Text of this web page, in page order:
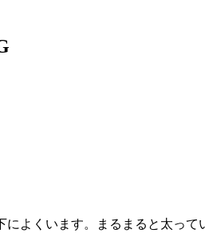
によくいます。まるまると太っ